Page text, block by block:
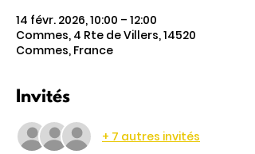
14 févr. 2026, 10:00 – 12:00
Commes, 4 Rte de Villers, 14520
Commes, France
Invités
+ 7 autres invités